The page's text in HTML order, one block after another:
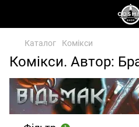
Каталог Комікси
Комікси. Автор: